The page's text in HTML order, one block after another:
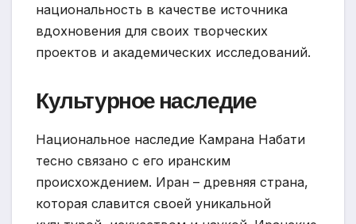
национальность в качестве источника
вдохновения для своих творческих
проектов и академических исследований.
Культурное наследие
Национальное наследие Камрана Набати
тесно связано с его иранским
происхождением. Иран – древняя страна,
которая славится своей уникальной